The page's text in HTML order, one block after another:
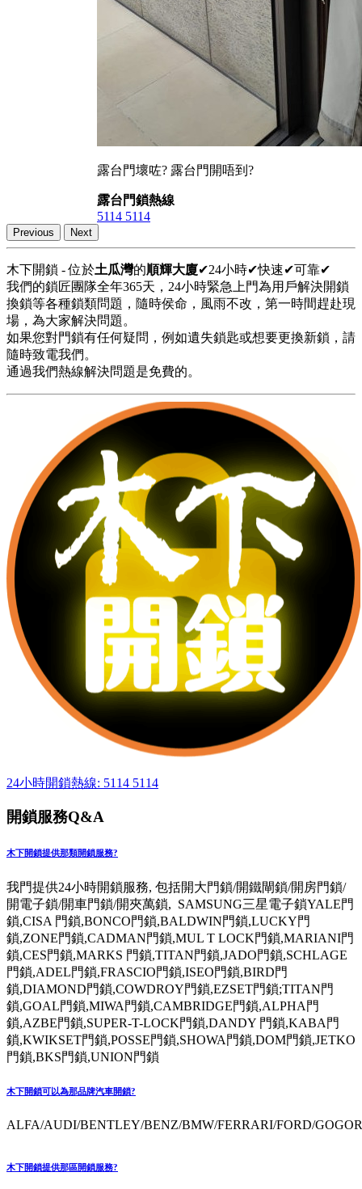
露台門壞咗? 露台門開唔到?
露台門鎖熱線
5114 5114
Previous Next
木下開鎖 - 位於土瓜灣的順輝大廈✔24小時✔快速✔可靠✔
我們的鎖匠團隊全年365天，24小時緊急上門為用戶解決開鎖
換鎖等各種鎖類問題，隨時侯命，風雨不改，第一時間趕赴現
場，為大家解決問題。
如果您對門鎖有任何疑問，例如遺失鎖匙或想要更換新鎖，請
隨時致電我們。
通過我們熱線解決問題是免費的。
24小時開鎖熱線: 5114 5114
開鎖服務Q&A
木下開鎖提供那類開鎖服務?
我門提供24小時開鎖服務, 包括開大門鎖/開鐵閘鎖/開房門鎖/
開電子鎖/開車門鎖/開夾萬鎖, SAMSUNG三星電子鎖YALE門
鎖,CISA 門鎖,BONCO門鎖,BALDWIN門鎖,LUCKY門
鎖,ZONE門鎖,CADMAN門鎖,MUL T LOCK門鎖,MARIANI門
鎖,CES門鎖,MARKS 門鎖,TITAN門鎖,JADO門鎖,SCHLAGE
門鎖,ADEL門鎖,FRASCIO門鎖,ISEO門鎖,BIRD門
鎖,DIAMOND門鎖,COWDROY門鎖,EZSET門鎖;TITAN門
鎖,GOAL門鎖,MIWA門鎖,CAMBRIDGE門鎖,ALPHA門
鎖,AZBE門鎖,SUPER-T-LOCK門鎖,DANDY 門鎖,KABA門
鎖,KWIKSET門鎖,POSSE門鎖,SHOWA門鎖,DOM門鎖,JETKO
門鎖,BKS門鎖,UNION門鎖
木下開鎖可以為那品牌汽車開鎖?
ALFA/AUDI/BENTLEY/BENZ/BMW/FERRARI/FORD/
木下開鎖提供那區開鎖服務?